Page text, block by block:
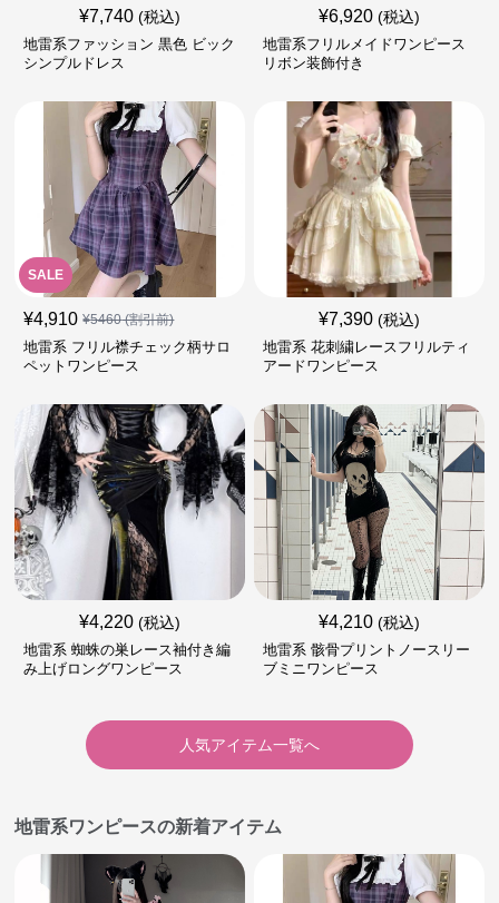
¥7,740 (税込)
地雷系ファッション 黒色 ビック
シンプルドレス
¥6,920 (税込)
地雷系フリルメイドワンピース
リボン装飾付き
SALE
¥4,910 ¥5460(割引前)
地雷系 フリル襟チェック柄サロ
ペットワンピース
¥7,390 (税込)
地雷系 花刺繍レースフリルティ
アードワンピース
¥4,220 (税込)
地雷系 蜘蛛の巣レース袖付き編
み上げロングワンピース
¥4,210 (税込)
地雷系 骸骨プリントノースリー
ブミニワンピース
人気アイテム一覧へ
地雷系ワンピースの新着アイテム